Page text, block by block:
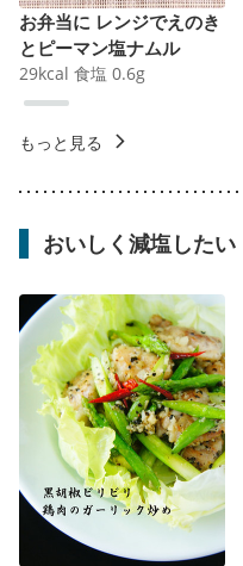
お弁当に レンジでえのき
とピーマン塩ナムル
29kcal 食塩 0.6g
もっと見る
おいしく減塩したい